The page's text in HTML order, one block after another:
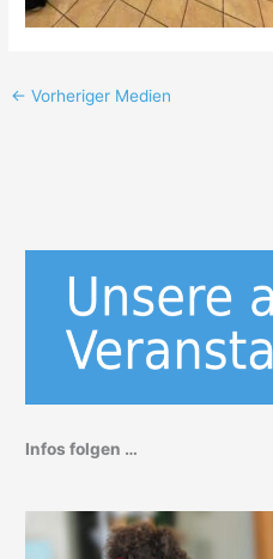
← Vorheriger Medien
Infos folgen …